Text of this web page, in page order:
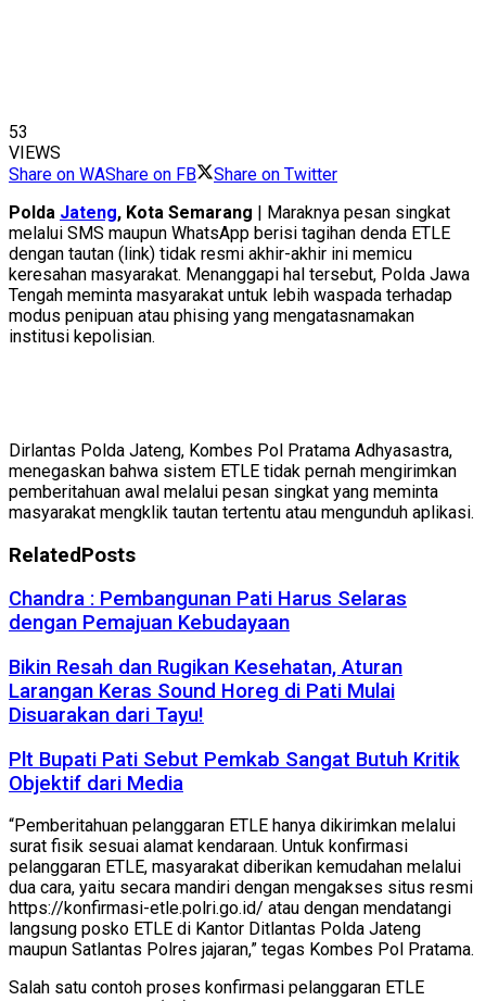
53
VIEWS
Share on WAShare on FB
Share on Twitter
Polda Jateng, Kota Semarang | Maraknya pesan singkat
melalui SMS maupun WhatsApp berisi tagihan denda ETLE
dengan tautan (link) tidak resmi akhir-akhir ini memicu
keresahan masyarakat. Menanggapi hal tersebut, Polda Jawa
Tengah meminta masyarakat untuk lebih waspada terhadap
modus penipuan atau phising yang mengatasnamakan
institusi kepolisian.
Dirlantas Polda Jateng, Kombes Pol Pratama Adhyasastra,
menegaskan bahwa sistem ETLE tidak pernah mengirimkan
pemberitahuan awal melalui pesan singkat yang meminta
masyarakat mengklik tautan tertentu atau mengunduh aplikasi.
RelatedPosts
Chandra : Pembangunan Pati Harus Selaras
dengan Pemajuan Kebudayaan
Bikin Resah dan Rugikan Kesehatan, Aturan
Larangan Keras Sound Horeg di Pati Mulai
Disuarakan dari Tayu!
Plt Bupati Pati Sebut Pemkab Sangat Butuh Kritik
Objektif dari Media
“Pemberitahuan pelanggaran ETLE hanya dikirimkan melalui
surat fisik sesuai alamat kendaraan. Untuk konfirmasi
pelanggaran ETLE, masyarakat diberikan kemudahan melalui
dua cara, yaitu secara mandiri dengan mengakses situs resmi
https://konfirmasi-etle.polri.go.id/ atau dengan mendatangi
langsung posko ETLE di Kantor Ditlantas Polda Jateng
maupun Satlantas Polres jajaran,” tegas Kombes Pol Pratama.
Salah satu contoh proses konfirmasi pelanggaran ETLE